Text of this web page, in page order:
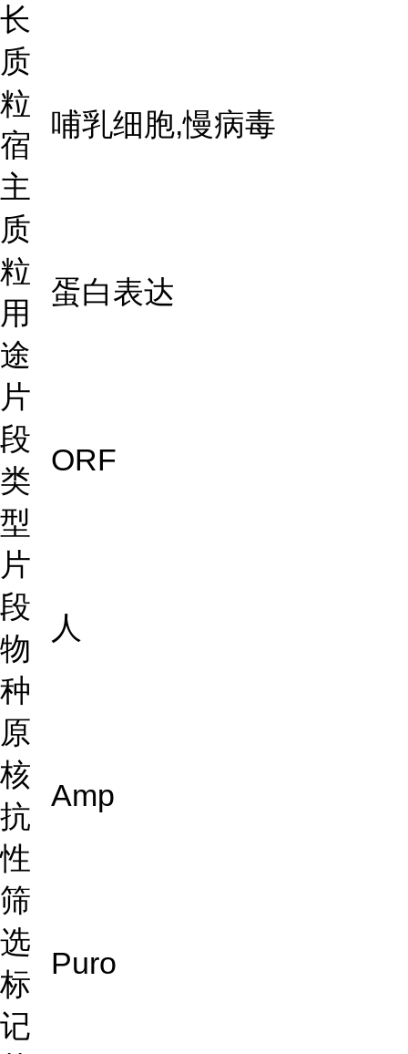
长
质
粒
宿
主
哺乳细胞,慢病毒
质
粒
用
途
蛋白表达
片
段
类
型
ORF
片
段
物
种
人
原
核
抗
性
Amp
筛
选
标
记
Puro